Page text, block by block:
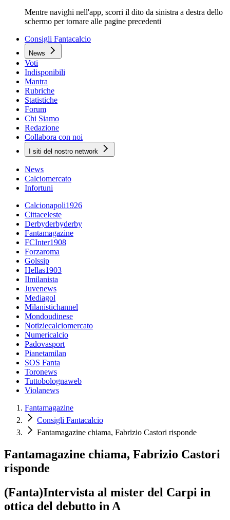
Mentre navighi nell'app, scorri il dito da sinistra a destra dello
schermo per tornare alle pagine precedenti
Consigli Fantacalcio
News
Voti
Indisponibili
Mantra
Rubriche
Statistiche
Forum
Chi Siamo
Redazione
Collabora con noi
I siti del nostro network
News
Calciomercato
Infortuni
Calcionapoli1926
Cittaceleste
Derbyderbyderby
Fantamagazine
FCInter1908
Forzaroma
Golssip
Hellas1903
Ilmilanista
Juvenews
Mediagol
Milanistichannel
Mondoudinese
Notiziecalciomercato
Numericalcio
Padovasport
Pianetamilan
SOS Fanta
Toronews
Tuttobolognaweb
Violanews
Fantamagazine
Consigli Fantacalcio
Fantamagazine chiama, Fabrizio Castori risponde
Fantamagazine chiama, Fabrizio Castori
risponde
(Fanta)Intervista al mister del Carpi in
ottica del debutto in A